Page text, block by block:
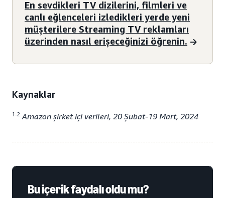
En sevdikleri TV dizilerini, filmleri ve
canlı eğlenceleri izledikleri yerde yeni
müşterilere Streaming TV reklamları
üzerinden nasıl erişeceğinizi öğrenin.
Kaynaklar
1-2 Amazon şirket içi verileri, 20 Şubat-19 Mart, 2024
Bu içerik faydalı oldu mu?